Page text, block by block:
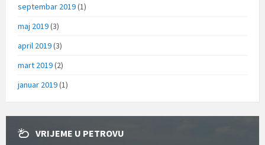
septembar 2019(1)
maj 2019(3)
april 2019(3)
mart 2019(2)
januar 2019(1)
VRIJEME U PETROVU